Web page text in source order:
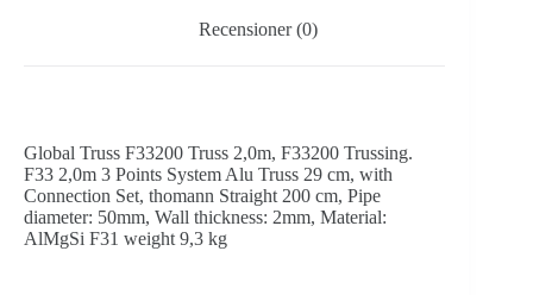
Recensioner (0)
Global Truss F33200 Truss 2,0m, F33200 Trussing.
F33 2,0m 3 Points System Alu Truss 29 cm, with
Connection Set, thomann Straight 200 cm, Pipe
diameter: 50mm, Wall thickness: 2mm, Material:
AlMgSi F31 weight 9,3 kg